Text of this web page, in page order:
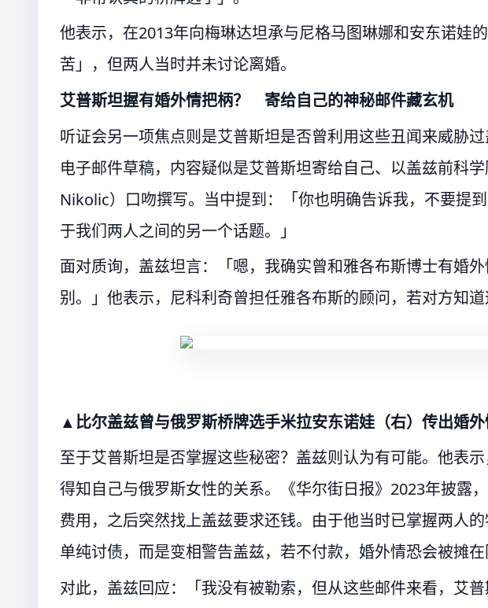
他表示，在2013年向梅琳达坦承与尼格马图琳娜和安东诺娃
苦」，但两人当时并未讨论离婚。
艾普斯坦握有婚外情把柄？ 寄给自己的神秘邮件藏玄机
听证会另一项焦点则是艾普斯坦是否曾利用这些丑闻来威胁
电子邮件草稿，内容疑似是艾普斯坦寄给自己、以盖兹前科
Nikolic）口吻撰写。当中提到：「你也明确告诉我，不要提
于我们两人之间的另一个话题。」
面对质询，盖兹坦言：「嗯，我确实曾和雅各布斯博士有婚
别。」他表示，尼科利奇曾担任雅各布斯的顾问，若对方知道
▲比尔盖兹曾与俄罗斯桥牌选手米拉安东诺娃（右）传出婚外
至于艾普斯坦是否掌握这些秘密？盖兹则认为有可能。他表
得知自己与俄罗斯女性的关系。《华尔街日报》2023年披露
费用，之后突然找上盖兹要求还钱。由于他当时已掌握两人
单纯讨债，而是变相警告盖兹，若不付款，婚外情恐会被摊在
对此，盖兹回应：「我没有被勒索，但从这些邮件来看，艾